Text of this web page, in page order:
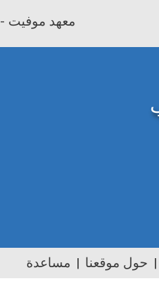
معهد موفيت -
حول موقعنا مساعدة